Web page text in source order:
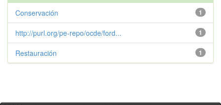
1
Conservación
1
http://purl.org/pe-repo/ocde/ford...
1
Restauración